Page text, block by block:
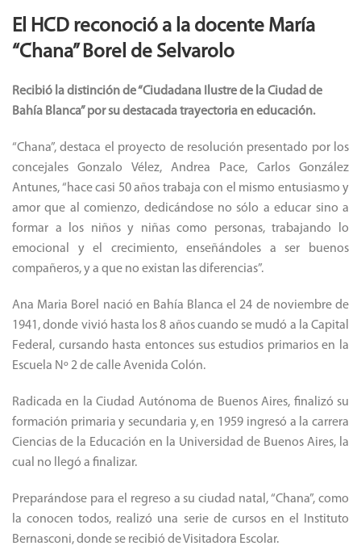
El HCD reconoció a la docente María
“Chana” Borel de Selvarolo
Recibió la distinción de “Ciudadana Ilustre de la Ciudad de
Bahía Blanca” por su destacada trayectoria en educación.
“Chana”, destaca el proyecto de resolución presentado por los
concejales Gonzalo Vélez, Andrea Pace, Carlos González
Antunes, “hace casi 50 años trabaja con el mismo entusiasmo y
amor que al comienzo, dedicándose no sólo a educar sino a
formar a los niños y niñas como personas, trabajando lo
emocional y el crecimiento, enseñándoles a ser buenos
compañeros, y a que no existan las diferencias”.
Ana Maria Borel nació en Bahía Blanca el 24 de noviembre de
1941, donde vivió hasta los 8 años cuando se mudó a la Capital
Federal, cursando hasta entonces sus estudios primarios en la
Escuela Nº 2 de calle Avenida Colón.
Radicada en la Ciudad Autónoma de Buenos Aires, finalizó su
formación primaria y secundaria y, en 1959 ingresó a la carrera
Ciencias de la Educación en la Universidad de Buenos Aires, la
cual no llegó a finalizar.
Preparándose para el regreso a su ciudad natal, “Chana”, como
la conocen todos, realizó una serie de cursos en el Instituto
Bernasconi, donde se recibió de Visitadora Escolar.